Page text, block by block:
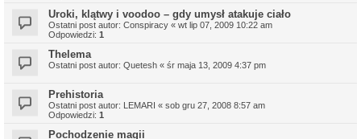
Uroki, klątwy i voodoo – gdy umysł atakuje ciało
Ostatni post autor: Conspiracy « wt lip 07, 2009 10:22 am
Odpowiedzi: 1
Thelema
Ostatni post autor: Quetesh « śr maja 13, 2009 4:37 pm
Prehistoria
Ostatni post autor: LEMARI « sob gru 27, 2008 8:57 am
Odpowiedzi: 1
Pochodzenie magii